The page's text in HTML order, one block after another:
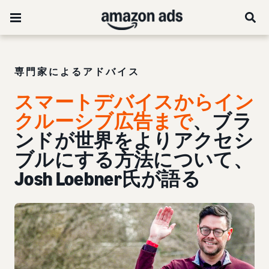
専門家によるアドバイス
スマートデバイスからイン
クルーシブ広告まで、ブラ
ンドが世界をよりアクセシ
ブルにする方法について、
Josh Loebner氏が語る